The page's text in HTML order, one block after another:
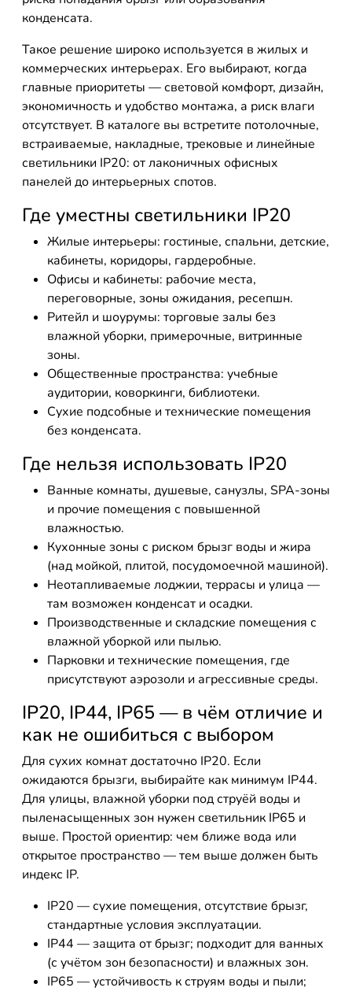
конденсата.
Такое решение широко используется в жилых и
коммерческих интерьерах. Его выбирают, когда
главные приоритеты — световой комфорт, дизайн,
экономичность и удобство монтажа, а риск влаги
отсутствует. В каталоге вы встретите потолочные,
встраиваемые, накладные, трековые и линейные
светильники IP20: от лаконичных офисных
панелей до интерьерных спотов.
Где уместны светильники IP20
Жилые интерьеры: гостиные, спальни, детские,
кабинеты, коридоры, гардеробные.
Офисы и кабинеты: рабочие места,
переговорные, зоны ожидания, ресепшн.
Ритейл и шоурумы: торговые залы без
влажной уборки, примерочные, витринные
зоны.
Общественные пространства: учебные
аудитории, коворкинги, библиотеки.
Сухие подсобные и технические помещения
без конденсата.
Где нельзя использовать IP20
Ванные комнаты, душевые, санузлы, SPA-зоны
и прочие помещения с повышенной
влажностью.
Кухонные зоны с риском брызг воды и жира
(над мойкой, плитой, посудомоечной машиной).
Неотапливаемые лоджии, террасы и улица —
там возможен конденсат и осадки.
Производственные и складские помещения с
влажной уборкой или пылью.
Парковки и технические помещения, где
присутствуют аэрозоли и агрессивные среды.
IP20, IP44, IP65 — в чём отличие и
как не ошибиться с выбором
Для сухих комнат достаточно IP20. Если
ожидаются брызги, выбирайте как минимум IP44.
Для улицы, влажной уборки под струёй воды и
пыленасыщенных зон нужен светильник IP65 и
выше. Простой ориентир: чем ближе вода или
открытое пространство — тем выше должен быть
индекс IP.
IP20 — сухие помещения, отсутствие брызг,
стандартные условия эксплуатации.
IP44 — защита от брызг; подходит для ванных
(с учётом зон безопасности) и влажных зон.
IP65 — устойчивость к струям воды и пыли;